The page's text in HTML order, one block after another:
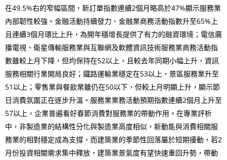
在49.5%右的窄幅區間，新訂單指數連續2個月略高於47%顯示服務業
內部韌性較強。金融活動持續發力、金融業商務活動指數升至65%上
且連續3個月環比上升，為開年穩增長提供了有力的融資環境；電信廣
播電視、衛星傳輸服務業與互聯網及軟體資訊技術服務業商務活動指
數雖較上月下降，但均保持在52以上，且較去年同期小幅上升，資訊
服務相關行業開局良好；鐵路運輸業穩定在53以上，景區服務業升至
51以上；零售業與餐飲業雖仍在50以下，但較上月明顯上升，顯示節
日消費氛圍正在逐步升溫。服務業業務活動預期指數連續2個月上升至
57以上，企業普遍看好春節消費對服務業的帶動作用。在專業評析
中，非製造業的結構性分化與製造業高度相似，新動能與消費相關服
務業的相對穩定成為支撐，而建築業的季節性回落屬於短期擾動，若2
月份投資相關需求集中釋放，建築業景氣度有望快速重回升勢，帶動